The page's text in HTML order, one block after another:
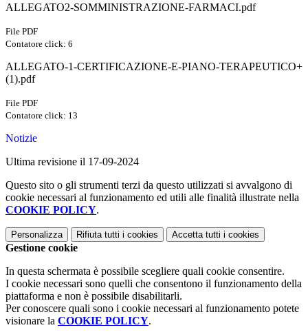
ALLEGATO2-SOMMINISTRAZIONE-FARMACI.pdf
File PDF
Contatore click: 6
ALLEGATO-1-CERTIFICAZIONE-E-PIANO-TERAPEUTICO+
(1).pdf
File PDF
Contatore click: 13
Notizie
Ultima revisione il 17-09-2024
Questo sito o gli strumenti terzi da questo utilizzati si avvalgono di
cookie necessari al funzionamento ed utili alle finalità illustrate nella
COOKIE POLICY.
Personalizza Rifiuta tutti i cookies Accetta tutti i cookies
Gestione cookie
In questa schermata è possibile scegliere quali cookie consentire.
I cookie necessari sono quelli che consentono il funzionamento della
piattaforma e non è possibile disabilitarli.
Per conoscere quali sono i cookie necessari al funzionamento potete
visionare la COOKIE POLICY.